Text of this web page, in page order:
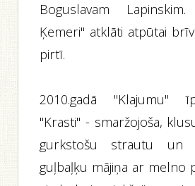
Boguslavam
Ķemeri" atklāti atpūtai
pirtī.
2010.gadā "Klajumu"
"Krasti" - smaržojoša,
gurkstošu strautu un
guļbaļķu mājiņa ar melno